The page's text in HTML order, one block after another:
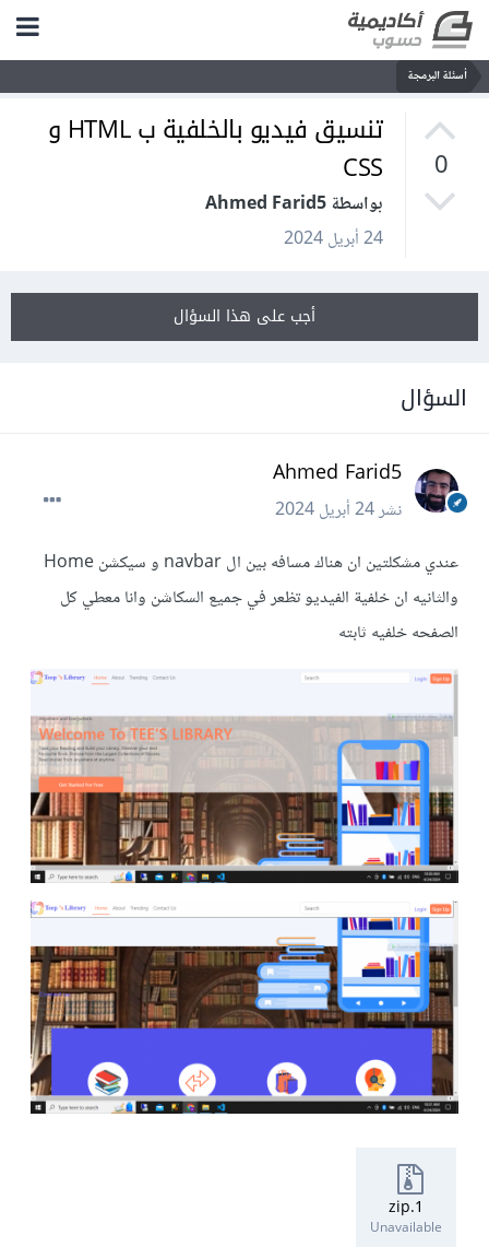
أسئلة البرمجة
0
تنسيق فيديو بالخلفية ب HTML و
CSS
بواسطة Ahmed Farid5
24 أبريل 2024
أجب على هذا السؤال
السؤال
Ahmed Farid5
نشر24 أبريل 2024
عندي مشكلتين ان هناك مسافه بين ال navbar و سيكشن Home
والثانيه ان خلفية الفيديو تظعر في جميع السكاشن وانا معطي كل
الصفحه خلفيه ثابته
1.zip
Unavailable